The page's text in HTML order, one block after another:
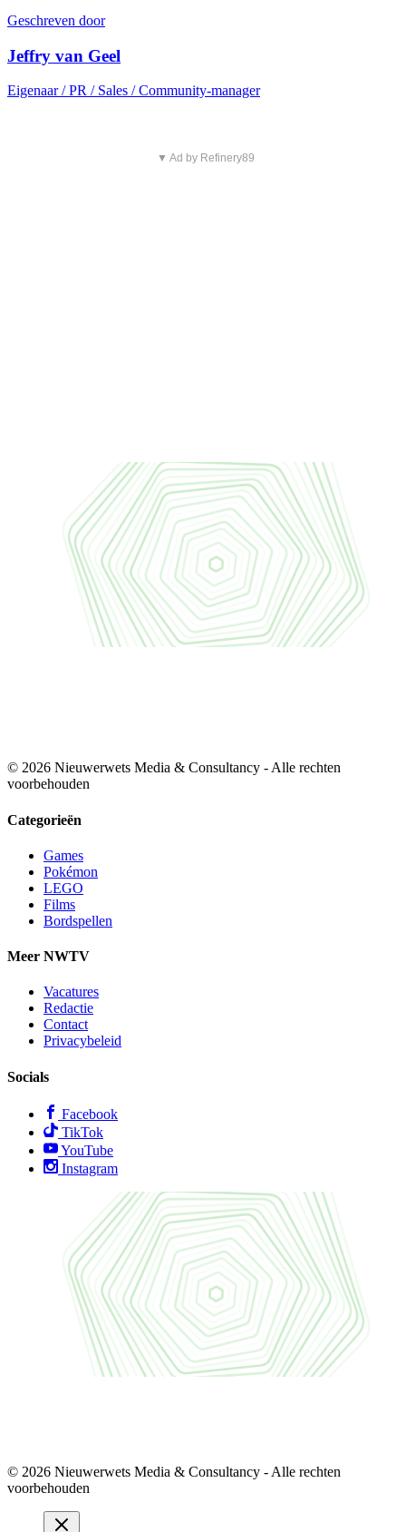
Geschreven door
Jeffry van Geel
Eigenaar / PR / Sales / Community-manager
▼ Ad by Refinery89
© 2026 Nieuwerwets Media & Consultancy - Alle rechten
voorbehouden
Categorieën
Games
Pokémon
LEGO
Films
Bordspellen
Meer NWTV
Vacatures
Redactie
Contact
Privacybeleid
Socials
Facebook
TikTok
YouTube
Instagram
© 2026 Nieuwerwets Media & Consultancy - Alle rechten
voorbehouden